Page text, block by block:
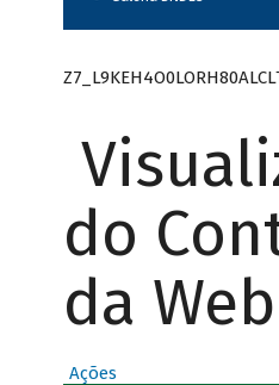
do
da Web
Ações